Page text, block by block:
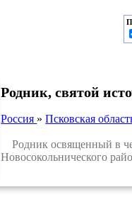
Родник, святой
Россия »Псковская
Родник освященный в
Новосокольнического